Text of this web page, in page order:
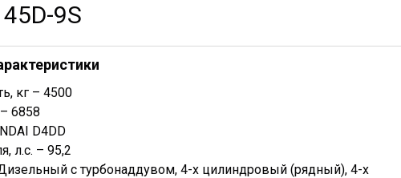
9S
кг – 4500
6858
D4DD
л.с. – 95,2
с турбонаддувом, 4-x цилиндровый (рядный), 4-х